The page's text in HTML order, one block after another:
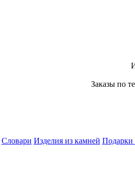
Заказы по
Словари Изделия из камней Подарки